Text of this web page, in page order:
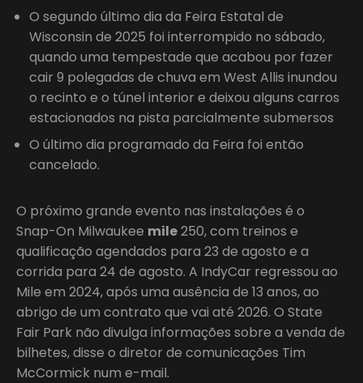
O segundo último dia da Feira Estatal de
Wisconsin de 2025 foi interrompido no sábado,
quando uma tempestade que acabou por fazer
cair 9 polegadas de chuva em West Allis inundou
o recinto e o túnel interior e deixou alguns carros
estacionados na pista parcialmente submersos
O último dia programado da Feira foi então
cancelado.
O próximo grande evento nas instalações é o
Snap-On Milwaukee mile250, com treinos e
qualificação agendados para 23 de agosto e a
corrida para 24 de agosto. A IndyCar regressou ao
Mile em 2024, após uma ausência de 13 anos, ao
abrigo de um contrato que vai até 2026. O State
Fair Park não divulga informações sobre a venda de
bilhetes, disse o diretor de comunicações Tim
McCormick num e-mail.